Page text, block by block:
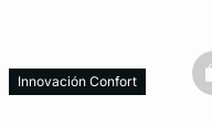
Innovación Confort